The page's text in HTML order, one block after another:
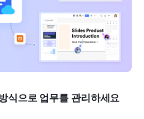
식으로 업무를 관리하세요